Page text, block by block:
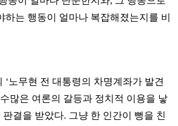
하는 행동이 얼마나 복잡해졌는지를 비
‘노무현 전 대통령의 차명계좌가 발견
수많은 여론의 갈등과 정치적 이용을 낳
판결을 받았다. 그냥 한 인간이 뻥을 친